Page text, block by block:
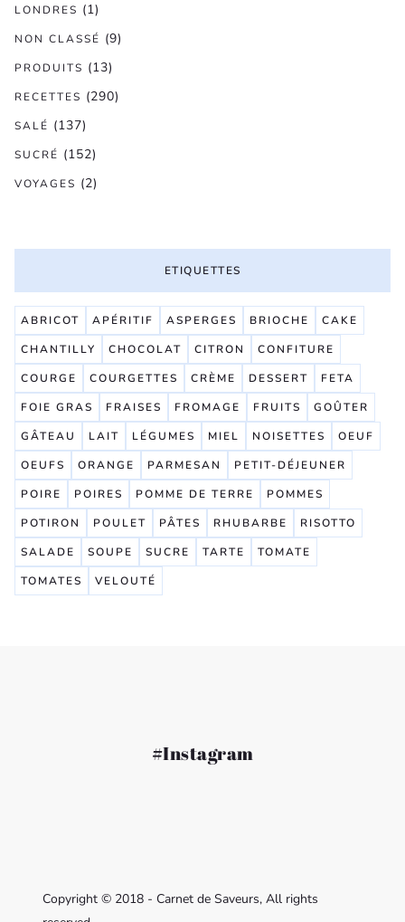
LONDRES (1)
NON CLASSÉ (9)
PRODUITS (13)
RECETTES (290)
SALÉ (137)
SUCRÉ (152)
VOYAGES (2)
ETIQUETTES
ABRICOT APÉRITIF ASPERGES BRIOCHE
CAKE
CHANTILLY
CHOCOLAT CITRON
CONFITURE
COURGE
COURGETTES CRÈME DESSERT
FETA
FOIE GRAS
FRAISES FROMAGE FRUITS
GOÛTER
GÂTEAU
LAIT LÉGUMES MIEL NOISETTES
OEUF
OEUFS
ORANGE PARMESAN
PETIT-DÉJEUNER
POIRE
POIRES POMME DE TERRE
POMMES
POTIRON
POULET PÂTES RHUBARBE
RISOTTO
SALADE
SOUPE SUCRE TARTE
TOMATE
TOMATES
VELOUTÉ
#Instagram
Copyright © 2018 - Carnet de Saveurs, All rights